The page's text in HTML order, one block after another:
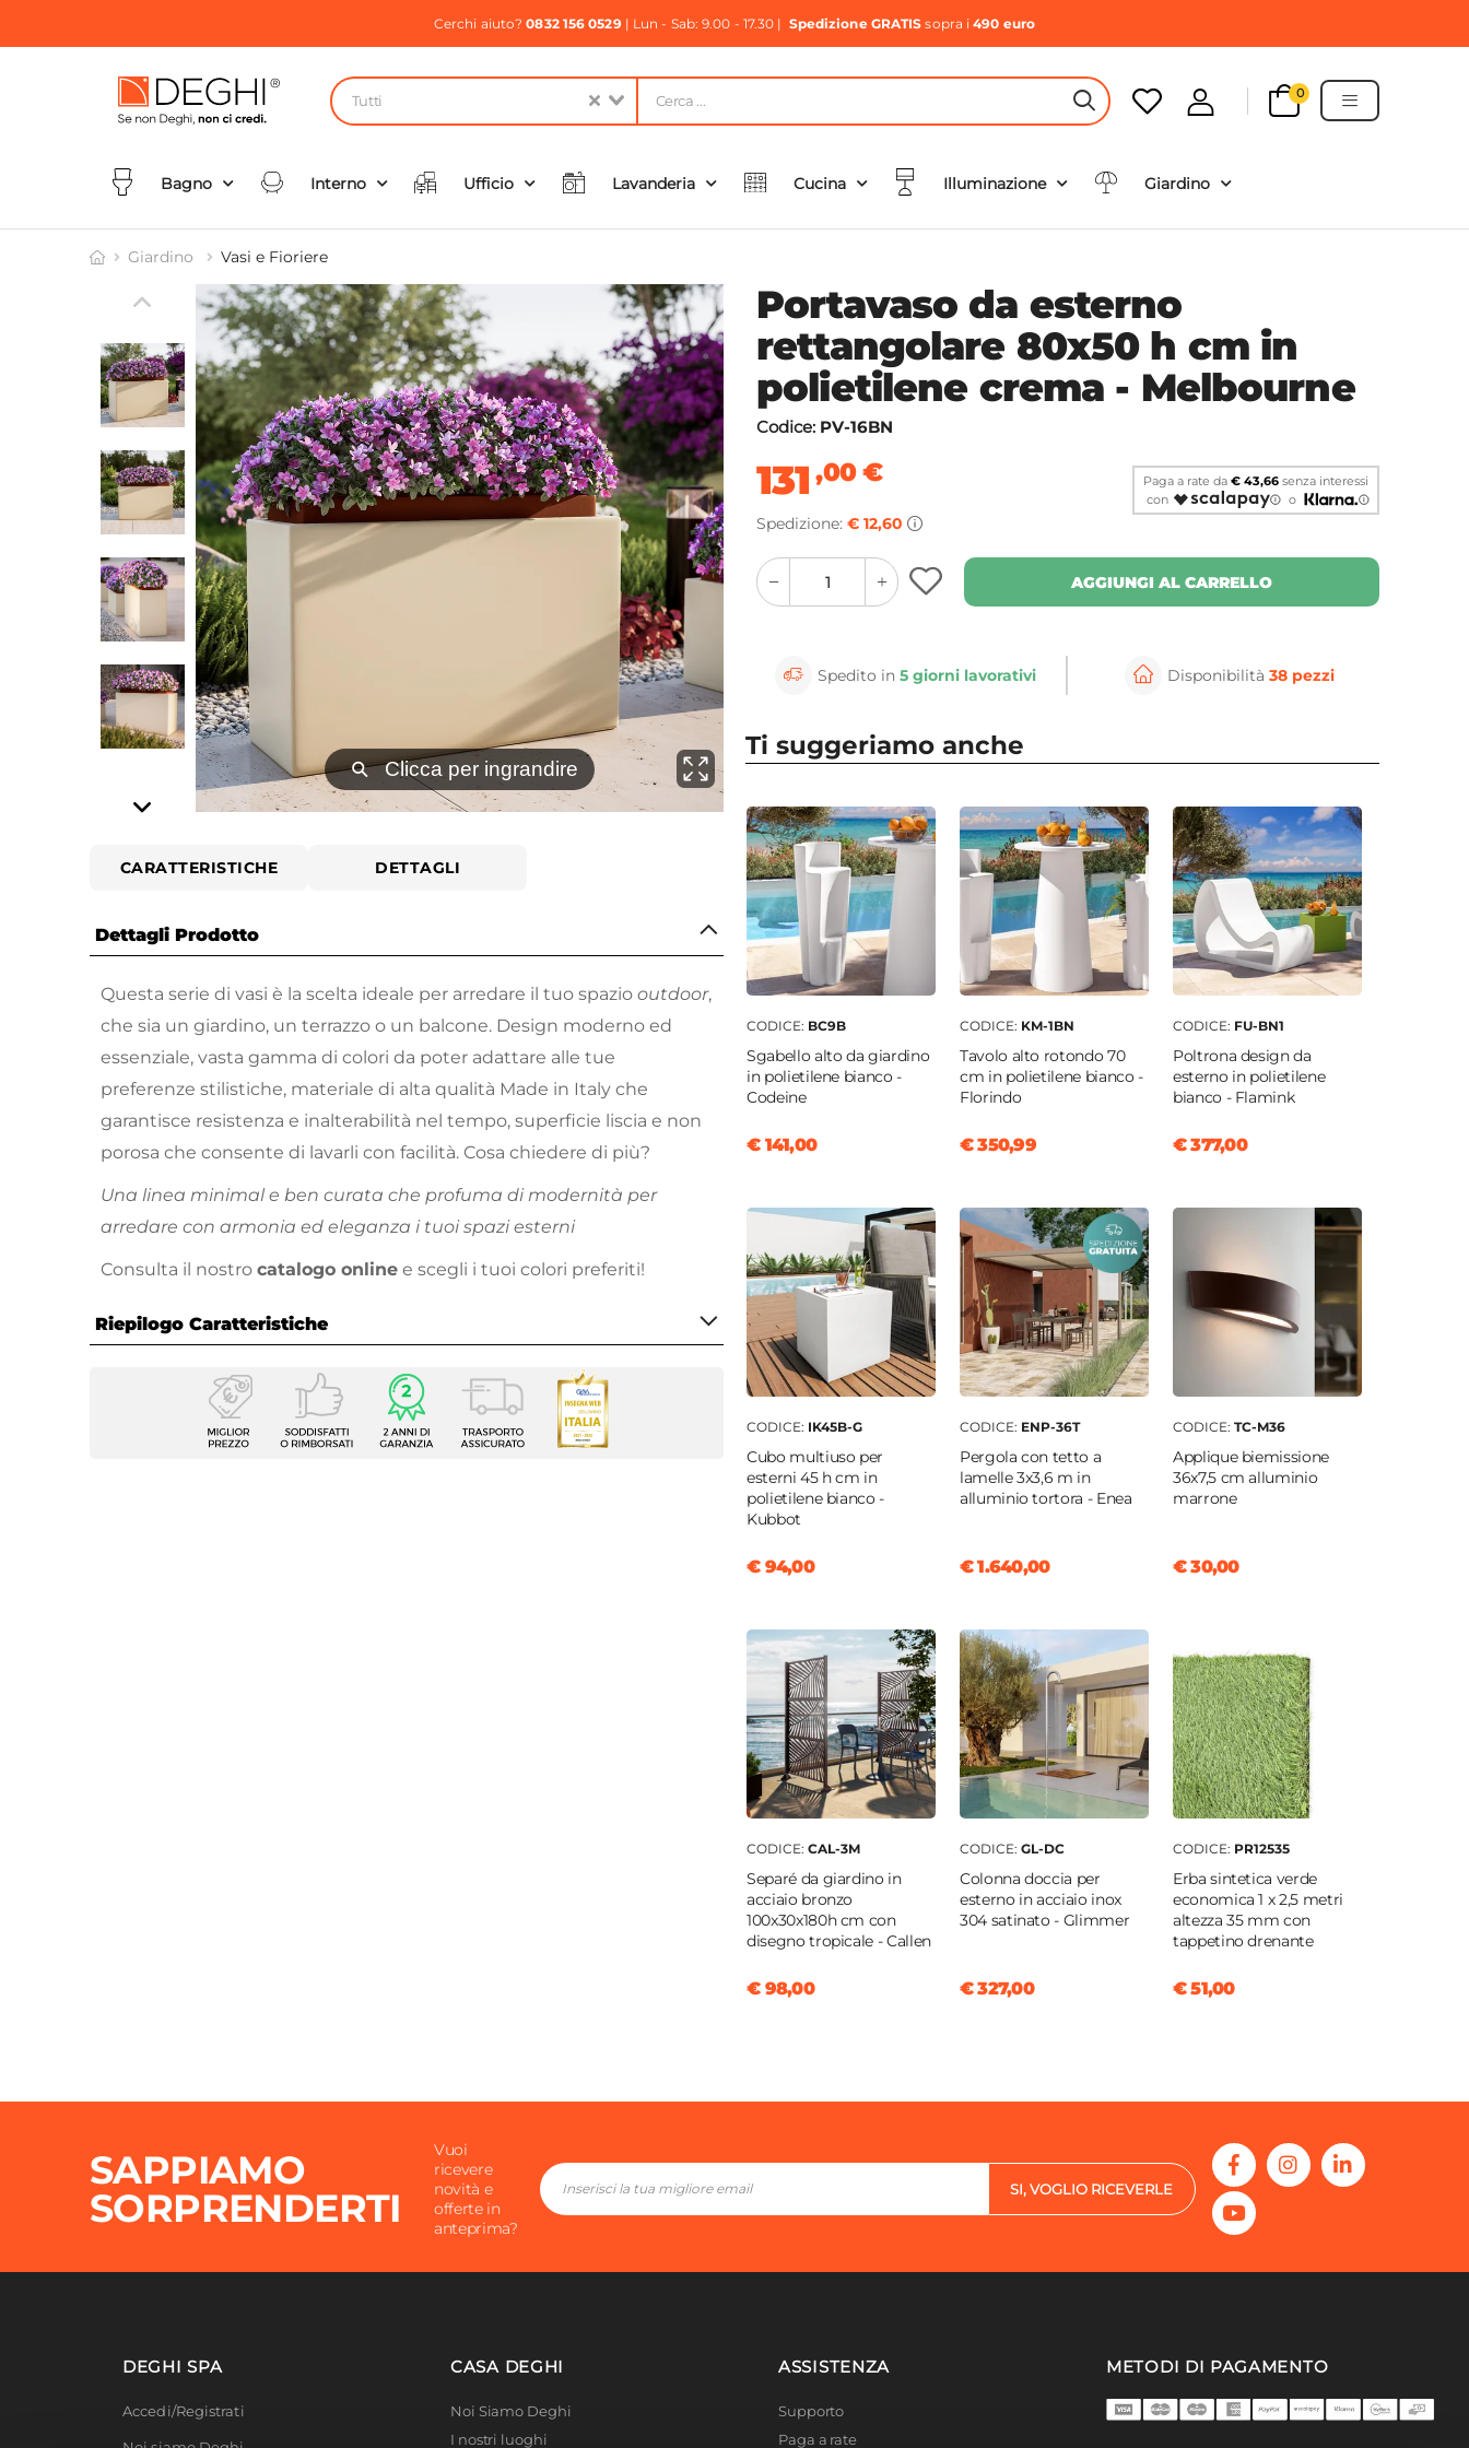
Cerchi aiuto?0832 156 0529| Lun - Sab: 9.00 - 17.30 | Spedizione GRATIS sopra i490 euro
Tutti HEADER SEARCH BUTTON
0
Bagno Interno Ufficio Lavanderia Cucina Illuminazione Giardino
Giardino Vasi e Fioriere
⚲ Clicca per ingrandire ⚲ Clicca per ingrandire
CARATTERISTICHE DETTAGLI
Dettagli Prodotto
Questa serie di vasi è la scelta ideale per arredare il tuo spazio outdoor,
che sia un giardino, un terrazzo o un balcone. Design moderno ed
essenziale, vasta gamma di colori da poter adattare alle tue
preferenze stilistiche, materiale di alta qualità Made in Italy che
garantisce resistenza e inalterabilità nel tempo, superficie liscia e non
porosa che consente di lavarli con facilità. Cosa chiedere di più?
Una linea minimal e ben curata che profuma di modernità per
arredare con armonia ed eleganza i tuoi spazi esterni
Consulta il nostro catalogo online e scegli i tuoi colori preferiti!
Riepilogo Caratteristiche
Caratteristiche
Portavaso
Rettangolare
Portavaso da esterno
rettangolare 80x50 h cm in
polietilene crema - Melbourne
Codice: PV-16BN
131,00€
Spedizione: € 12,60
Paga a rate da€ 43,66 senza interessi
con
o
quantity
button
quantity
minus
button
AGGIUNGI AL CARRELLO
Spedito in5 giorni lavorativi Disponibilità 38 pezzi
Ti suggeriamo anche
CODICE: BC9B
Sgabello alto da giardino
in polietilene bianco -
Codeine
€ 141,00
CODICE: KM-1BN
Tavolo alto rotondo 70
cm in polietilene bianco -
Florindo
€ 350,99
CODICE: FU-BN1
Poltrona design da
esterno in polietilene
bianco - Flamink
€ 377,00
CODICE: IK45B-G
Cubo multiuso per
esterni 45 h cm in
polietilene bianco -
Kubbot
€ 94,00
CODICE: ENP-36T
Pergola con tetto a
lamelle 3x3,6 m in
alluminio tortora - Enea
€ 1.640,00
CODICE: TC-M36
Applique biemissione
36x7,5 cm alluminio
marrone
€ 30,00
CODICE: CAL-3M
Separé da giardino in
acciaio bronzo
100x30x180h cm con
disegno tropicale - Callen
€ 98,00
CODICE: GL-DC
Colonna doccia per
esterno in acciaio inox
304 satinato - Glimmer
€ 327,00
CODICE: PR12535
Erba sintetica verde
economica 1 x 2,5 metri
altezza 35 mm con
tappetino drenante
€ 51,00
SAPPIAMO
SORPRENDERTI
Vuoi
ricevere
novità e
offerte in
anteprima?
SI, VOGLIO RICEVERLE
DEGHI SPA
Accedi/Registrati
CASA DEGHI
Noi Siamo Deghi
I nostri luoghi
ASSISTENZA
Supporto
Paga a rate
METODI DI PAGAMENTO